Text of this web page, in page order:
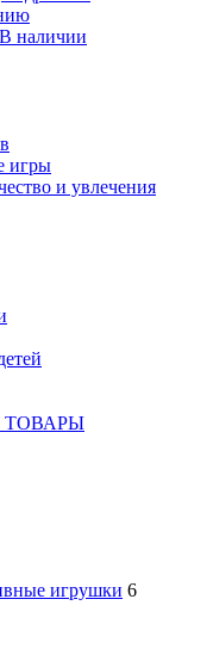
В наличии
игры
и увлечения
ТОВАРЫ
игрушки 6